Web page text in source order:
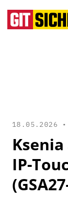
18.05.2026 •
IP-